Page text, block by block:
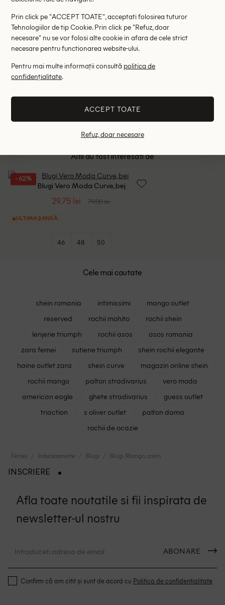
148.00 lei
RRP: 489.00 lei
W27/L30
148.00
Altii au fost interesati de
- 62%
Blugi Vero Moda Curve, bej
29.75 lei 79.00 lei
ULTIMA ȘANSĂ
46 48 50
Cele mai cautate
shein romania intimissimi
mango outlet
reserved
rochii mohito
rochii shein
lenjerie triumph
rochii asos
asos romania
zara femei
sutiene triumph
shein rochii elegante
haine outlet zara
shein curve
magazin online shein
rochii mango
palton stradivarius
vero moda
american eagle
ghete stradivarius
guess outlet
triaction
s oliver outlet
palton dama
rochii de ocazie
Femei Imbracaminte Blugi Blugi Mango, crem
INSCRIERE
Afla toate noutatile si fii inspirata de
newsletter-ul nostru
ABONARE
Confirm că am citit și sunt de acord cu Politica de confidentialitate
Prin click pe "ACCEPT TOATE", acceptati folosirea tuturor
Tehnologiilor de tip Cookie. Prin click pe "Refuz, doar
necesare" nu se vor folosi alte cookie in afara de cele strict
necesare pentru functionarea website-ului.
Pentru mai multe informații consultă politica de
confidențialitate.
ACCEPT TOATE
Refuz, doar necesare